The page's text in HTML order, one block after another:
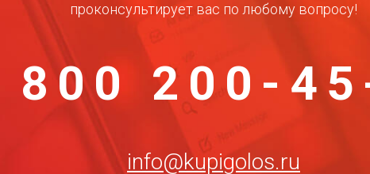
проконсультирует вас по любому вопросу!
800 200-
info@kupigolos.ru